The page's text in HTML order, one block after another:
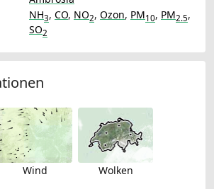
NH3, CO, NO2, Ozon, PM10, PM2.5,
SO2
Wind Wolken